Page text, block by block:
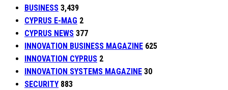
BUSINESS 3,439
CYPRUS E-MAG 2
CYPRUS NEWS 377
INNOVATION BUSINESS MAGAZINE 625
INNOVATION CYPRUS 2
INNOVATION SYSTEMS MAGAZINE 30
SECURITY 883